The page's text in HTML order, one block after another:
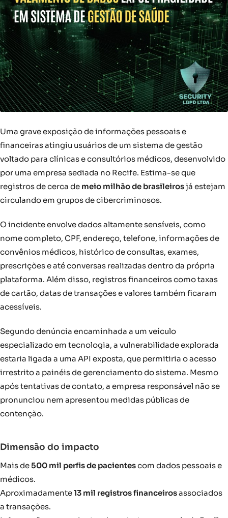
Uma grave exposição de informações pessoais e
financeiras atingiu usuários de um sistema de gestão
voltado para clínicas e consultórios médicos, desenvolvido
por uma empresa sediada no Recife. Estima-se que
registros de cerca de meio milhão de brasileirosjá estejam
circulando em grupos de cibercriminosos.
O incidente envolve dados altamente sensíveis, como
nome completo, CPF, endereço, telefone, informações de
convênios médicos, histórico de consultas, exames,
prescrições e até conversas realizadas dentro da própria
plataforma. Além disso, registros financeiros como taxas
de cartão, datas de transações e valores também ficaram
acessíveis.
Segundo denúncia encaminhada a um veículo
especializado em tecnologia, a vulnerabilidade explorada
estaria ligada a uma API exposta, que permitiria o acesso
irrestrito a painéis de gerenciamento do sistema. Mesmo
após tentativas de contato, a empresa responsável não se
pronunciou nem apresentou medidas públicas de
contenção.
Dimensão do impacto
Mais de500 mil perfis de pacientescom dados pessoais e
médicos.
Aproximadamente13 mil registros financeirosassociados
a transações.